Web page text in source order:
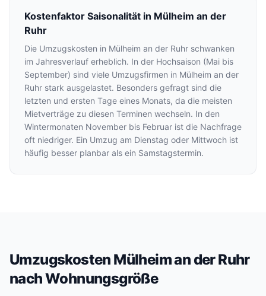
Kostenfaktor Saisonalität in Mülheim an der
Ruhr
Die Umzugskosten in Mülheim an der Ruhr schwanken
im Jahresverlauf erheblich. In der Hochsaison (Mai bis
September) sind viele Umzugsfirmen in Mülheim an der
Ruhr stark ausgelastet. Besonders gefragt sind die
letzten und ersten Tage eines Monats, da die meisten
Mietverträge zu diesen Terminen wechseln. In den
Wintermonaten November bis Februar ist die Nachfrage
oft niedriger. Ein Umzug am Dienstag oder Mittwoch ist
häufig besser planbar als ein Samstagstermin.
Umzugskosten Mülheim an der Ruhr
nach Wohnungsgröße